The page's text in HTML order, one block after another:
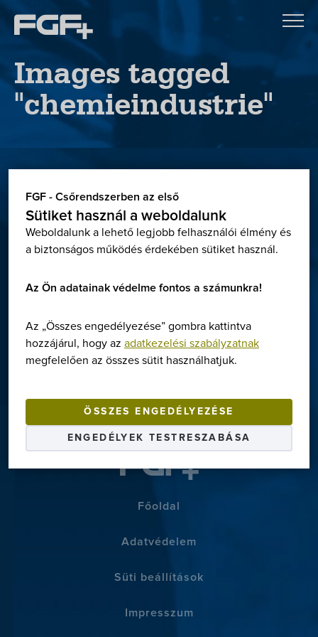
FGF - Csőrendszerben az első
Sütiket használ a weboldalunk
Weboldalunk a lehető legjobb felhasználói élmény és
a biztonságos működés érdekében sütiket használ.
Az Ön adatainak védelme fontos a számunkra!
Az „Összes engedélyezése” gombra kattintva
hozzájárul, hogy az adatkezelési szabályzatnak
megfelelően az összes sütit használhatjuk.
ÖSSZES ENGEDÉLYEZÉSE
ENGEDÉLYEK TESTRESZABÁSA
Megoldások
Márkák
Szerviz
+36-1/363-6559
Images tagged
"chemieindustrie"
Letöltések
Letöltőközpontunkban megtalálható minden, ami a
tervezéshez és kivitelezéshez szükséges:
tervezési segédlet stb.
TOVÁBB A LETÖLTÉSEKHEZ
Főoldal
Adatvédelem
Süti beállítások
Impresszum